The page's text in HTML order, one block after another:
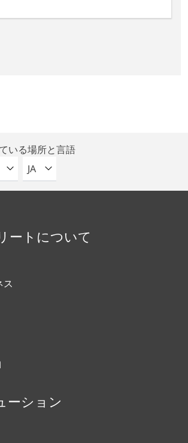
いる場所と言語
言語を選択してください
JA
ートについて
ス
ーション